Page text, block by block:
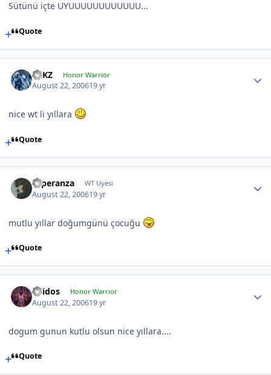
Sütünü içte UYUUUUUUUUUUUU...
Quote
TRKZ Honor Warrior
August 22, 200619 yr
nice wt li yıllara
Quote
Esperanza WT Uyesi
August 22, 200619 yr
mutlu yıllar doğumgünü çocuğu
Quote
Thidos Honor Warrior
August 22, 200619 yr
dogum gunun kutlu olsun nice yıllara....
Quote